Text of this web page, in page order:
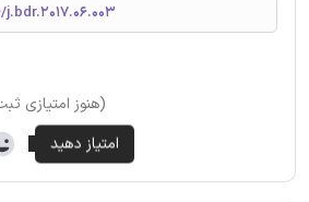
(هنوز امتیازی